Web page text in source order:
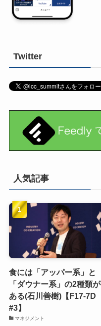
Twitter
人気記事
食には「アッパー系」と
「ダウナー系」の2種類が
ある(石川善樹)【F17-7D
#3】
マネジメント